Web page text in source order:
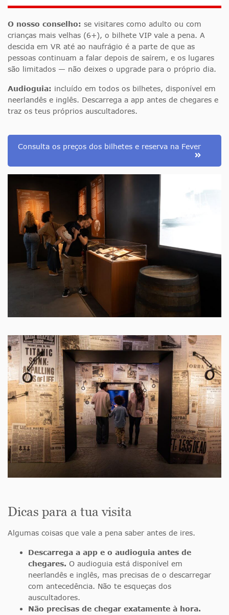
O nosso conselho: se visitares como adulto ou com
crianças mais velhas (6+), o bilhete VIP vale a pena. A
descida em VR até ao naufrágio é a parte de que as
pessoas continuam a falar depois de saírem, e os lugares
são limitados — não deixes o upgrade para o próprio dia.
Audioguia: incluído em todos os bilhetes, disponível em
neerlandês e inglês. Descarrega a app antes de chegares e
traz os teus próprios auscultadores.
Consulta os preços dos bilhetes e reserva na Fever
Dicas para a tua visita
Algumas coisas que vale a pena saber antes de ires.
Descarrega a app e o audioguia antes de
chegares. O audioguia está disponível em
neerlandês e inglês, mas precisas de o descarregar
com antecedência. Não te esqueças dos
auscultadores.
Não precisas de chegar exatamente à hora.